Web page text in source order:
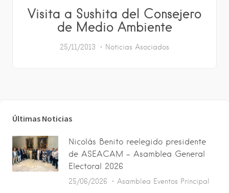
Visita a Sushita del Consejero
de Medio Ambiente
25/11/2013 Noticias Asociados
Últimas Noticias
Nicolás Benito reelegido presidente
de ASEACAM – Asamblea General
Electoral 2026
25/06/2026 Asamblea Eventos Principal